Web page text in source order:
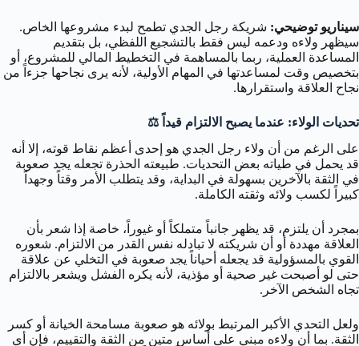
سيناريو توضيحي: شريكة رجل الجدي تطمح لبدء مشروعها الخاص.
سيظهر ولاءه ودعمه ليس فقط بالتشجيع اللفظي، بل بتقديم
المساعدة العملية، ربما بالمساهمة في التخطيط المالي للمشروع، أو
بتخصيص وقت لمساعدتها في المهام الأولية، لأنه يرى نجاحها جزءاً من
نجاح العلاقة واستقرارها.
تحديات الولاء: عندما يصبح الالتزام قيداً ⚖️
على الرغم من أن ولاء رجل الجدي هو إحدى أعظم نقاط قوته، إلا أنه
قد يحمل في طياته بعض التحديات. طبيعته الحذرة تجعله يجد صعوبة
في الثقة بالآخرين بسهولة في البداية، وقد يتطلب الأمر وقتاً وجهداً
كبيراً لكسب ولائه وثقته الكاملة.
بمجرد أن يلتزم، قد يظهر جانباً متملكاً أو غيوراً، خاصة إذا شعر بأن
العلاقة مهددة أو أن شريكته لا تبادله نفس القدر من الالتزام. شعوره
القوي بالمسؤولية قد يجعله أحياناً يجد صعوبة في التخلي عن علاقة
حتى لو أصبحت غير صحية أو مؤذية، لأنه يكره الفشل ويشعر بالالتزام
تجاه الشخص الآخر.
ولعل التحدي الأكبر المرتبط بولائه هو صعوبة مسامحة الخيانة أو كسر
الثقة. بما أن ولاءه مبني على أساس متين من الثقة والتقييم، فإن أي